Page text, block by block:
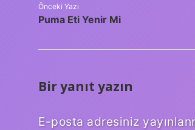
Önceki Yazı
Puma Eti Yenir Mi
Bir yanıt yazın
E-posta adresiniz